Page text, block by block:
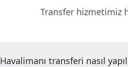
Transfer hizmetimiz
Havalimanı transferi nasıl